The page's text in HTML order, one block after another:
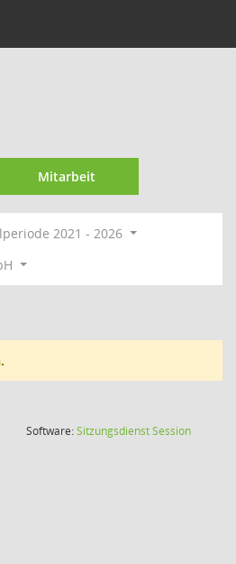
Mitarbeit
2021 - 2026
Software:SitzungsdienstSession(Wird in